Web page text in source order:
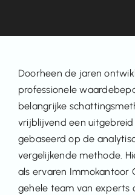
Doorheen de jaren
professionele
belangrijke
vrijblijvend een
gebaseerd op de
vergelijkende methode.
als ervaren Immokantoor
gehele team van experts